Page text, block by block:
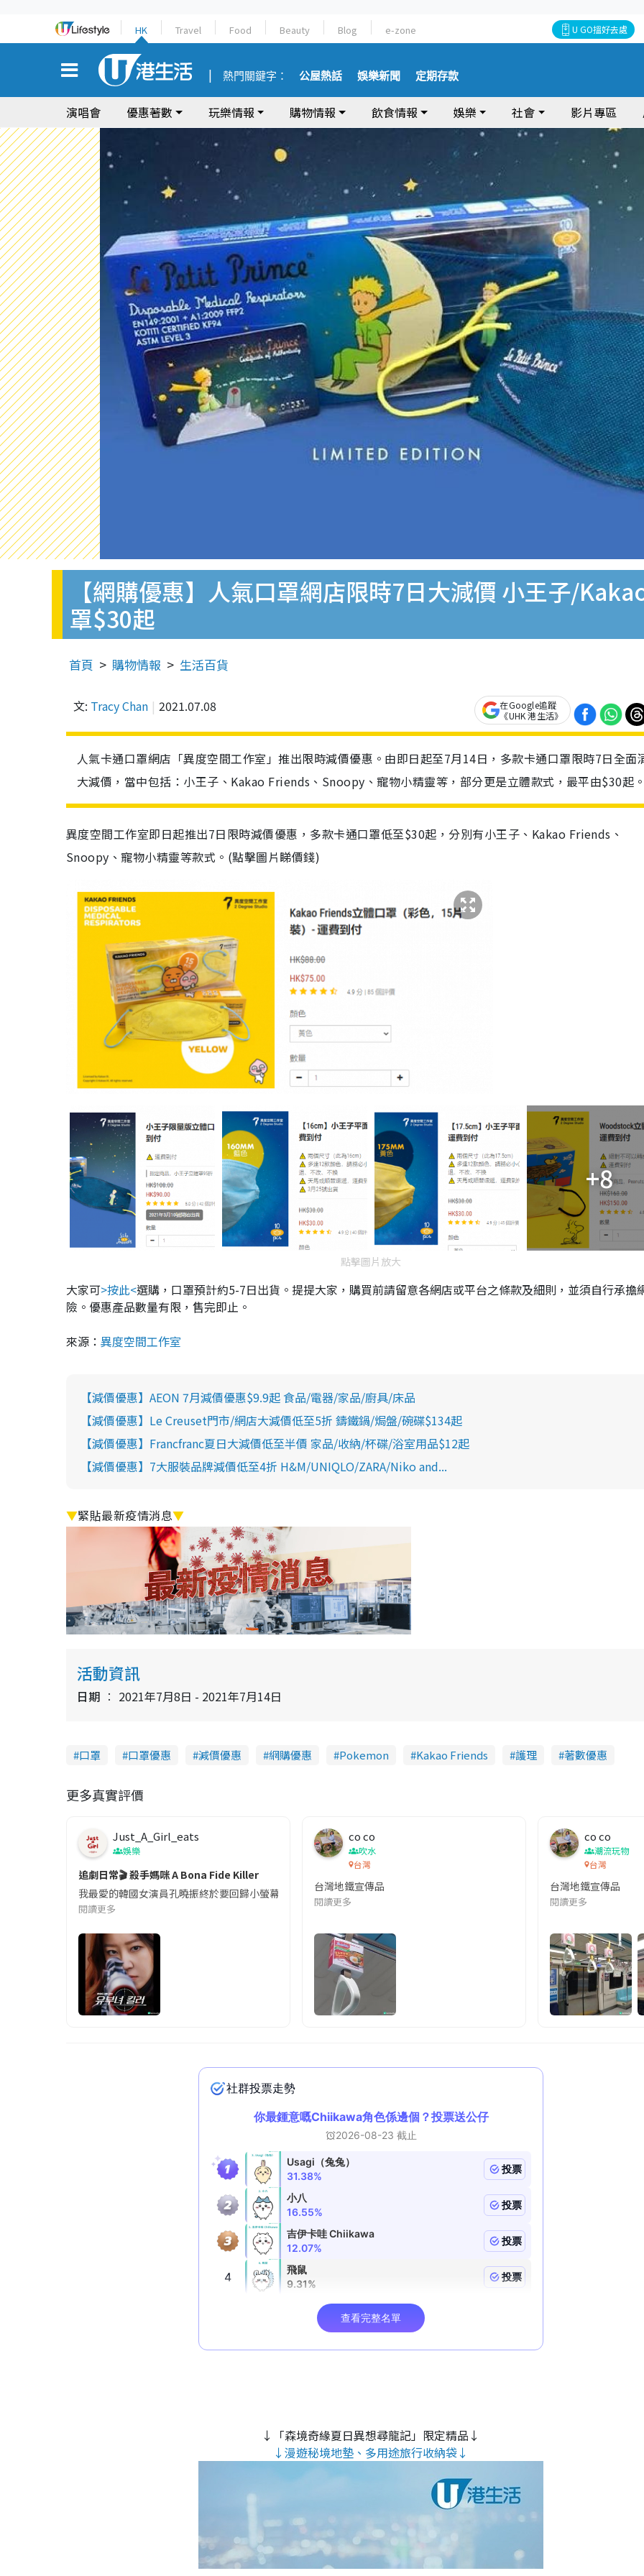
HK Travel Food Beauty Blog e-zone U GO搵好去處
熱門關鍵字： 公屋熱話 娛樂新聞 定期存款
演唱會 優惠著數 玩樂情報 購物情報 飲食情報 娛樂 社會 影片專區
【網購優惠】人氣口罩網店限時7日大減價 小王子/
罩$30起
首頁 購物情報 生活百貨
文: Tracy Chan 2021.07.08
在Google追蹤
《UHK 港生活》
人氣卡通口罩網店「異度空間工作室」推出限時減價優惠。由即日起至7月14日，多款卡通口罩限時7日全面
大減價，當中包括：小王子、Kakao Friends、Snoopy、寵物小精靈等，部分更是立體款式，最平由$30起
異度空間工作室即日起推出7日限時減價優惠，多款卡通口罩低至$30起，分別有小王子、Kakao Friends、
Snoopy、寵物小精靈等款式。(點擊圖片睇價錢)
+8
點擊圖片放大
大家可>按此<選購，口罩預計約5-7日出貨。提提大家，購買前請留意各網店或平台之條款及細則，並須自行承擔
險。優惠產品數量有限，售完即止。
來源： 異度空間工作室
【減價優惠】AEON 7月減價優惠$9.9起 食品/電器/家品/廚具/床品
【減價優惠】Le Creuset門市/網店大減價低至5折 鑄鐵鍋/焗盤/碗碟$134起
【減價優惠】Francfranc夏日大減價低至半價 家品/收納/杯碟/浴室用品$12起
【減價優惠】7大服裝品牌減價低至4折 H&M/UNIQLO/ZARA/Niko and...
▼緊貼最新疫情消息▼
活動資訊
日期 2021年7月8日 - 2021年7月14日
口罩 口罩優惠 減價優惠 網購優惠 Pokemon Kakao Friends 護理 著數優惠
更多真實評價
Just_A_Girl_eats
娛樂
追劇日常🎬 殺手媽咪 A Bona Fide Killer
我最愛的韓國女演員孔曉振終於要回歸小螢幕啦!這次的劇本改編自同名網絡漫畫,故事主軸圍繞女主角柳寶娜 —— 表面上是一
閱讀更多
co co
吹水
台灣
台灣地鐵宣傳品
閱讀更多
co co
潮流玩物
台灣
台灣地鐵宣傳品
閱讀更多
↓「森境奇緣夏日異想尋龍記」限定精品↓
↓漫遊秘境地墊、多用途旅行收納袋↓